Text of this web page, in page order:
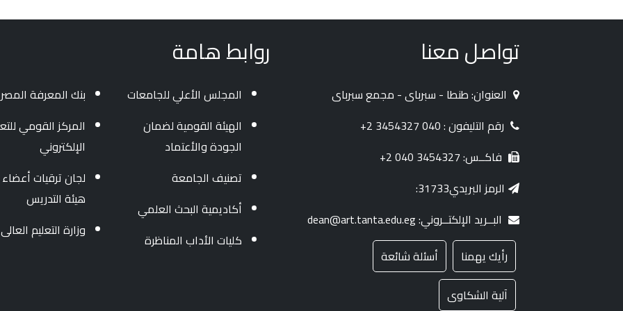
تواصل معنا
العنوان: طنطا - سبرباى - مجمع سبرباى
رقم التليفون : 040 3454327 2+
فاكــس: 3454327 040 2+
الرمز البريدي31733:
البــريد الإلكتــروني: dean@art.tanta.edu.eg
رأيك يهمنا
أسئلة شائعة
آلية الشكاوى
روابط هامة
المجلس الأعلي للجامعات
الهيئة القومية لضمان
الجودة والأعتماد
تصنيف الجامعة
أكاديمية البحث العلمي
كليات الأداب المناظرة
بنك المعرفة
المركز القومي
الإلكتروني
لجان ترقيات أعضاء
هيئة التدريس
وزارة التعليم العالى